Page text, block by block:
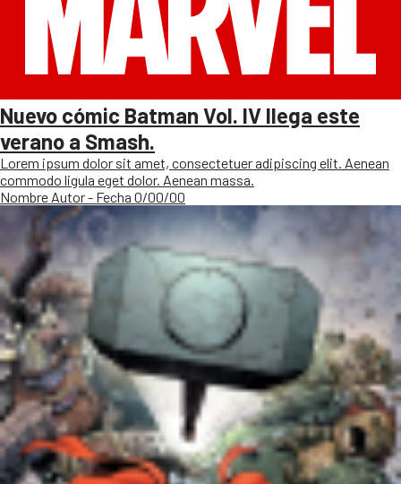
Nuevo cómic Batman Vol. IV llega este
verano a Smash.
Lorem ipsum dolor sit amet, consectetuer adipiscing elit. Aenean
commodo ligula eget dolor. Aenean massa.
Nombre Autor - Fecha 0/00/00